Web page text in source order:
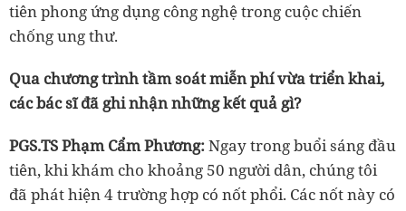
tiên phong ứng dụng công nghệ trong cuộc chiến
chống ung thư.
Qua chương trình tầm soát miễn phí vừa triển khai,
các bác sĩ đã ghi nhận những kết quả gì?
PGS.TS Phạm Cẩm Phương:Ngay trong buổi sáng đầu
tiên, khi khám cho khoảng 50 người dân, chúng tôi
đã phát hiện 4 trường hợp có nốt phổi. Các nốt này có